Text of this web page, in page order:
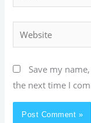
Website
Save my
the next time I